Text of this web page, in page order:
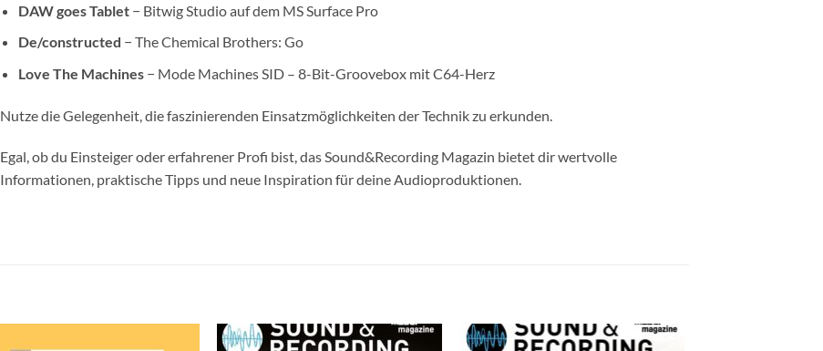
DAW goes Tablet − Bitwig Studio auf dem MS Surface Pro
De/constructed − The Chemical Brothers: Go
Love The Machines − Mode Machines SID – 8-Bit-Groovebox mit C64-Herz
Nutze die Gelegenheit, die faszinierenden Einsatzmöglichkeiten der Technik zu erkunden.
Egal, ob du Einsteiger oder erfahrener Profi bist, das Sound&Recording Magazin bietet dir wertvolle
Informationen, praktische Tipps und neue Inspiration für deine Audioproduktionen.